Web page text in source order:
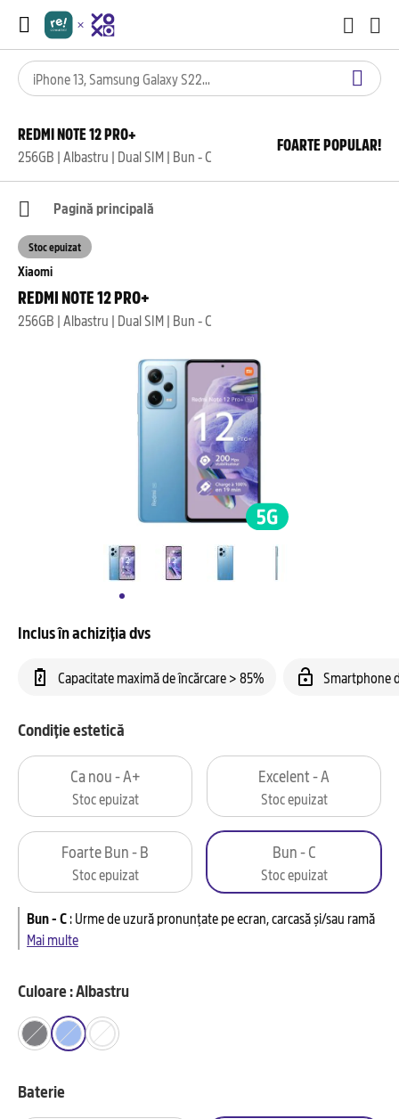
REDMI NOTE 12 PRO+
256GB | Albastru | Dual SIM | Bun - C
FOARTE POPULAR!
Pagină principală
Xiaomi
REDMI NOTE 12 PRO+
256GB | Albastru | Dual SIM | Bun - C
Stoc epuizat
Inclus în achiziția dvs
Capacitate maximă de încărcare > 85% Smartphone
Condiție estetică
Ca nou - A+
Stoc epuizat
Excelent - A
Stoc epuizat
Foarte Bun - B
Stoc epuizat
Bun - C
Stoc epuizat
Bun - C:Urme de uzură pronunțate pe ecran, carcasă și/sau ramă
Mai multe
Culoare : Albastru
Baterie